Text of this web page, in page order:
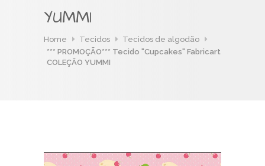
YUMMI
Home Tecidos
Tecidos de algodão
*** PROMOÇÃO*** Tecido "Cupcakes" Fabricart
COLEÇÃO YUMMI